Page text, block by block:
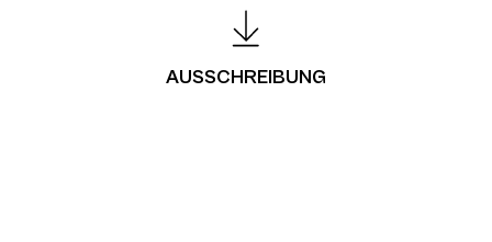
AUSSCHREIBUNG